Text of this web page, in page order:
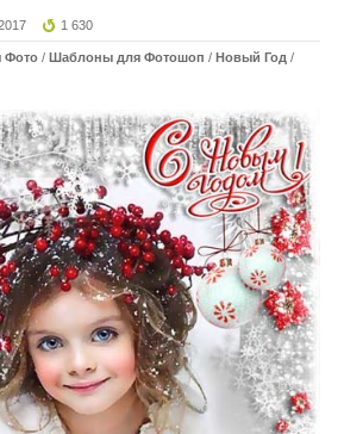
1 630
Фото / Шаблоны для Фотошоп / Новый Год /